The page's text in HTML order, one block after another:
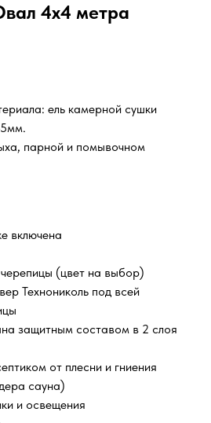
4х4 метра
ель камерной сушки
парной и помывочном
включена
(цвет на выбор)
Технониколь под всей
защитным составом в 2 слоя
от плесни и гниения
сауна)
и освещения